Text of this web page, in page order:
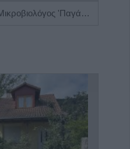
Ιατρός Βιοπαθολόγος - Μικροβιολόγος 'Παγάνα Μάγδα'